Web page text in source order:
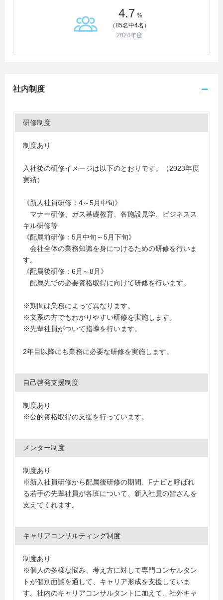
4.7 %
（85名中4名）
2024年度
社内制度
研修制度
制度あり
入社後の研修イメージは以下のとおりです。（2023年度
実績）
《新人社員研修：4～5月中旬》
マナー研修、ガス基礎教育、各施設見学、ビジネスス
キル研修等
《配属前研修：5月中旬～5月下旬》
会社全体の業務知識を身につけるための研修を行いま
す。
《配属後研修：6月～8月》
配属先での必要資格取得に向けて研修を行います。
※期間は業務によって異なります。
※文系の方でもわかりやすい研修を実施します。
※先輩社員がついて指導を行います。
2年目以降にも業務に必要な研修を実施します。
自己啓発支援制度
制度あり
※公的資格取得の支援を行っています。
メンター制度
制度あり
※新入社員研修から配属後研修の期間、Fナビと呼ばれ
る若手の先輩社員が各班について、新入社員の皆さんを
支えてくれます。
キャリアコンサルティング制度
制度あり
※個人の多様な悩み、考え方に対して専門コンサルタン
トが個別面談を通して、キャリア形成を支援していま
す。社内のキャリアコンサルタントに加えて、社外キャ